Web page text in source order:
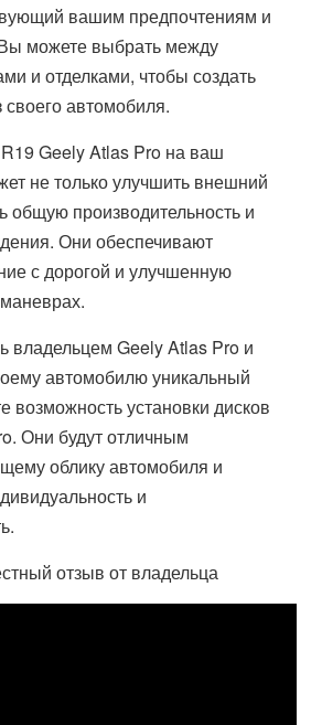
вашим предпочтениям и
можете выбрать между
и отделками, чтобы создать
автомобиля.
Geely Atlas Pro на ваш
не только улучшить внешний
общую производительность и
Они обеспечивают
с дорогой и улучшенную
владельцем Geely Atlas Pro и
автомобилю уникальный
возможность установки дисков
Они будут отличным
облику автомобиля и
и
отзыв от владельца